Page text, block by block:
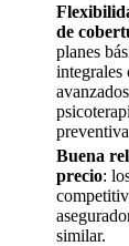
de
planes
integrales
Buena
precio:
similar.